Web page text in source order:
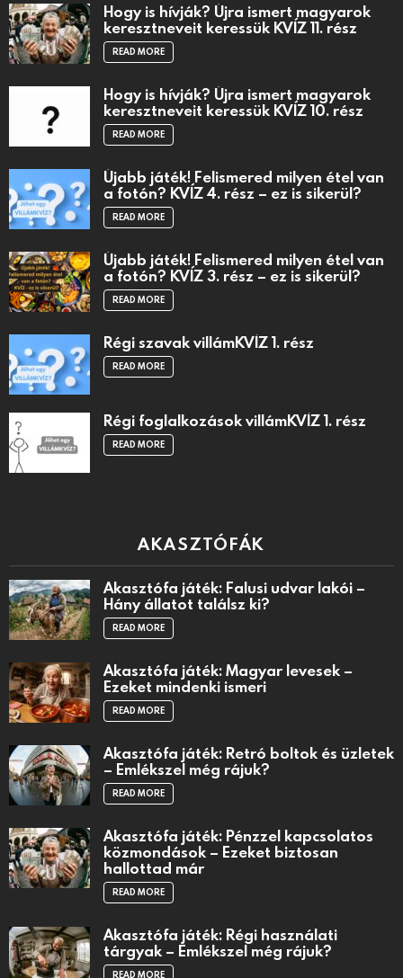
Hogy is hívják? Újra ismert magyarok
keresztneveit keressük KVÍZ 11. rész
READ MORE
Hogy is hívják? Újra ismert magyarok
keresztneveit keressük KVÍZ 10. rész
READ MORE
Újabb játék! Felismered milyen étel van
a fotón? KVÍZ 4. rész – ez is sikerül?
READ MORE
Újabb játék! Felismered milyen étel van
a fotón? KVÍZ 3. rész – ez is sikerül?
READ MORE
Régi szavak villámKVÍZ 1. rész
READ MORE
Régi foglalkozások villámKVÍZ 1. rész
READ MORE
AKASZTÓFÁK
Akasztófa játék: Falusi udvar lakói –
Hány állatot találsz ki?
READ MORE
Akasztófa játék: Magyar levesek –
Ezeket mindenki ismeri
READ MORE
Akasztófa játék: Retró boltok és üzletek
– Emlékszel még rájuk?
READ MORE
Akasztófa játék: Pénzzel kapcsolatos
közmondások – Ezeket biztosan
hallottad már
READ MORE
Akasztófa játék: Régi használati
tárgyak – Emlékszel még rájuk?
READ MORE